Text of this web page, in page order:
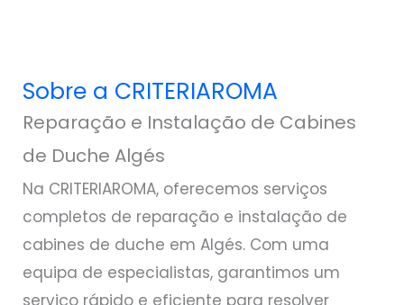
Sobre a CRITERIAROMA
Reparação e Instalação de Cabines
de Duche Algés
Na CRITERIAROMA, oferecemos serviços
completos de reparação e instalação de
cabines de duche em Algés. Com uma
equipa de especialistas, garantimos um
serviço rápido e eficiente para resolver